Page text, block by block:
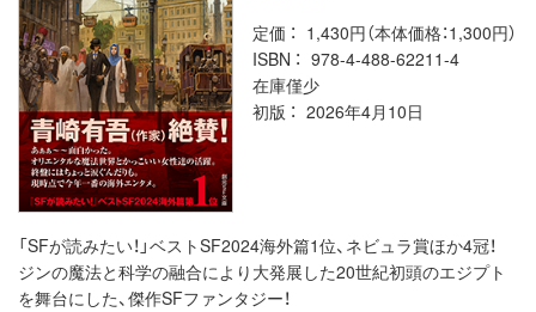
定価
1,430円（本体価格：1,300円）
ISBN
978-4-488-62211-4
在庫僅少
初版
2026年4月10日
「SFが読みたい！」ベストSF2024海外篇1位、ネビュラ賞ほか4冠！
ジンの魔法と科学の融合により大発展した20世紀初頭のエジプト
を舞台にした、傑作SFファンタジー！